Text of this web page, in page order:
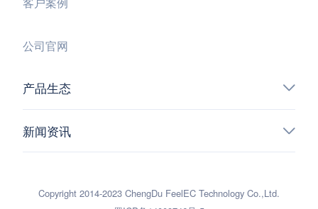
公司官网
产品生态
新闻资讯
Copyright 2014-2023 ChengDu FeelEC Technology Co.,Ltd.